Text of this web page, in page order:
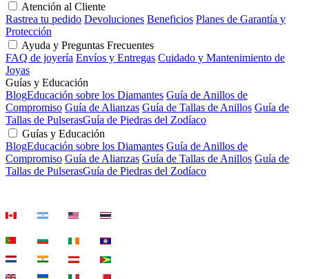
Atención al Cliente
Rastrea tu pedido Devoluciones Beneficios Planes de Garantía y
Protección
Ayuda y Preguntas Frecuentes
FAQ de joyería Envíos y Entregas Cuidado y Mantenimiento de
Joyas
Guías y Educación
BlogEducación sobre los Diamantes Guía de Anillos de
Compromiso Guía de Alianzas Guía de Tallas de Anillos Guía de
Tallas de PulserasGuía de Piedras del Zodíaco
Guías y Educación
BlogEducación sobre los Diamantes Guía de Anillos de
Compromiso Guía de Alianzas Guía de Tallas de Anillos Guía de
Tallas de PulserasGuía de Piedras del Zodíaco